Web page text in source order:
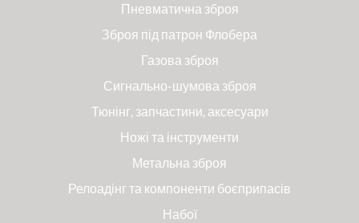
Пневматична зброя
Зброя під патрон Флобера
Газова зброя
Сигнально-шумова зброя
Тюнінг, запчастини, аксесуари
Ножі та інструменти
Метальна зброя
Релоадінг та компоненти боєприпасів
Набої